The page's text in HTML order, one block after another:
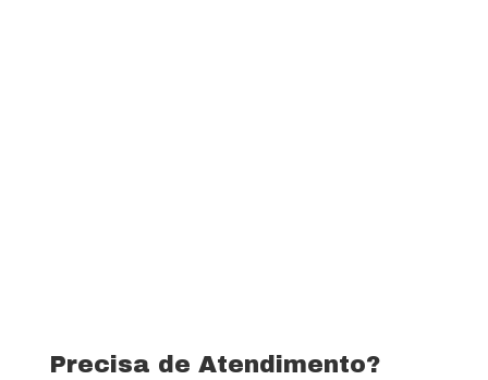
Precisa de Atendimento?